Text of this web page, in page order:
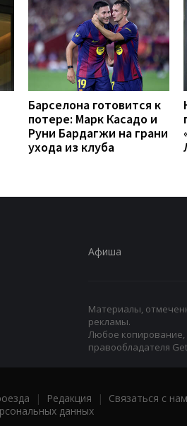
Барселона готовится к
потере: Марк Касадо и
Руни Бардагжи на грани
ухода из клуба
Афиша
Материалы,
рекламы.
Любое копирование,
правообладателя
| Редакция | Связаться с
данных